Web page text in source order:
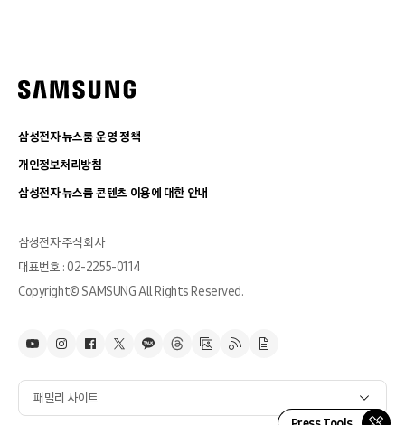
삼성전자 뉴스룸 운영 정책
개인정보처리방침
삼성전자 뉴스룸 콘텐츠 이용에 대한 안내
삼성전자 주식회사
대표번호 : 02-2255-0114
Copyright© SAMSUNG All Rights Reserved.
패밀리 사이트